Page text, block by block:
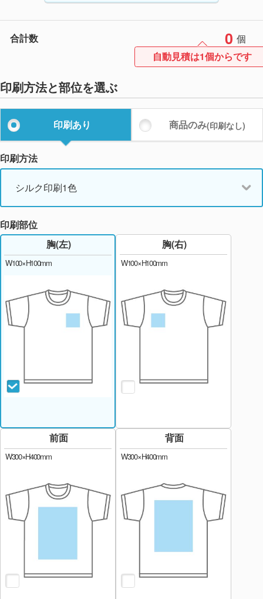
合計数 0 個
自動見積は1個からです
印刷方法と部位を選ぶ
印刷あり 商品のみ(印刷なし)
印刷方法
シルク印刷1色
印刷部位
胸(左)
W100×H100mm
胸(右)
W100×H100mm
前面
W300×H400mm
背面
W300×H400mm